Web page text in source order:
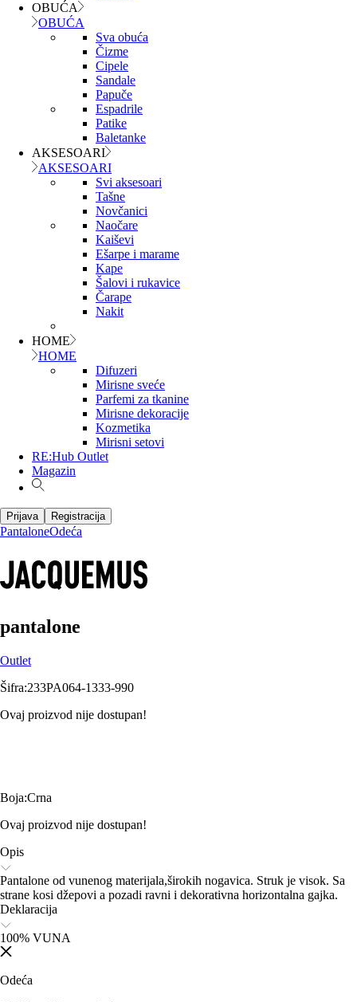
OBUĆA
OBUĆA
Sva obuća
Čizme
Cipele
Sandale
Papuče
Espadrile
Patike
Baletanke
AKSESOARI
AKSESOARI
Svi aksesoari
Tašne
Novčanici
Naočare
Kaiševi
Ešarpe i marame
Kape
Šalovi i rukavice
Čarape
Nakit
HOME
HOME
Difuzeri
Mirisne sveće
Parfemi za tkanine
Mirisne dekoracije
Kozmetika
Mirisni setovi
RE:Hub Outlet
Magazin
Prijava Registracija
PantaloneOdeća
pantalone
Outlet
Šifra:233PA064-1333-990
Ovaj proizvod nije dostupan!
Boja:Crna
Ovaj proizvod nije dostupan!
Opis
Pantalone od vunenog materijala,širokih nogavica. Struk je visok. Sa
strane kosi džepovi a pozadi ravni i dekorativna horizontalna gajka.
Deklaracija
100% VUNA
Odeća